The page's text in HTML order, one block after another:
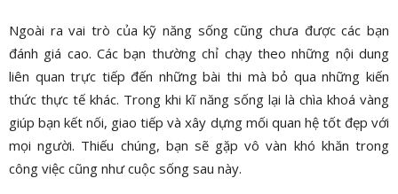
Ngoài ra vai trò của kỹ năng sống cũng chưa được các bạn
đánh giá cao. Các bạn thường chỉ chạy theo những nội dung
liên quan trực tiếp đến những bài thi mà bỏ qua những kiến
thức thực tế khác. Trong khi kĩ năng sống lại là chìa khoá vàng
giúp bạn kết nối, giao tiếp và xây dựng mối quan hệ tốt đẹp với
mọi người. Thiếu chúng, bạn sẽ gặp vô vàn khó khăn trong
công việc cũng như cuộc sống sau này.